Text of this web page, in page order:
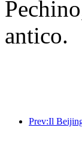
antico.